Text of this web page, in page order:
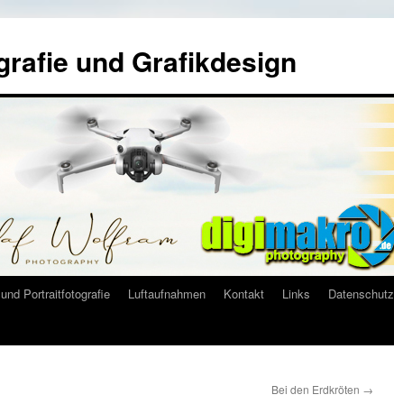
und Grafikdesign
Portraitfotografie Luftaufnahmen Kontakt Links Datenschutz
Bei den Erdkröten →